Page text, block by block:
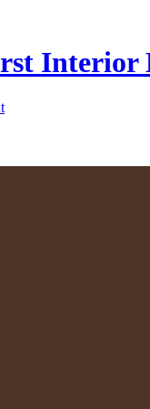
Interior